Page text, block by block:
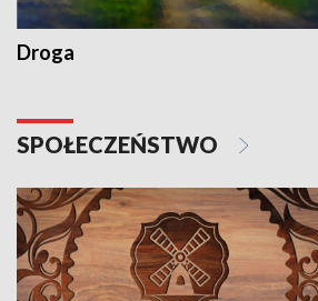
Droga
SPOŁECZEŃSTWO